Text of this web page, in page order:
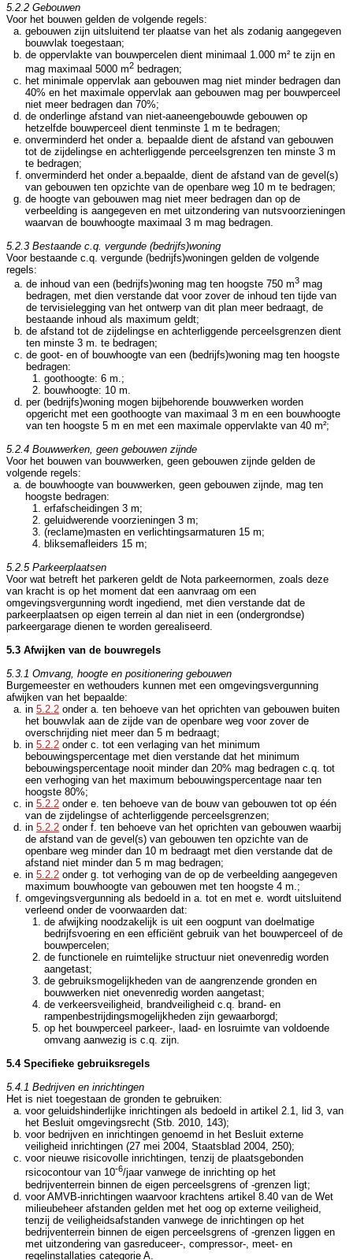
5.2.2 Gebouwen
Voor het bouwen gelden de volgende regels:
gebouwen zijn uitsluitend ter plaatse van het als zodanig aangegeven
bouwvlak toegestaan;
de oppervlakte van bouwpercelen dient minimaal 1.000 m² te zijn en
mag maximaal 5000 m2 bedragen;
het minimale oppervlak aan gebouwen mag niet minder bedragen dan
40% en het maximale oppervlak aan gebouwen mag per bouwperceel
niet meer bedragen dan 70%;
de onderlinge afstand van niet-aaneengebouwde gebouwen op
hetzelfde bouwperceel dient tenminste 1 m te bedragen;
onverminderd het onder a. bepaalde dient de afstand van gebouwen
tot de zijdelingse en achterliggende perceelsgrenzen ten minste 3 m
te bedragen;
onverminderd het onder a.bepaalde, dient de afstand van de gevel(s)
van gebouwen ten opzichte van de openbare weg 10 m te bedragen;
de hoogte van gebouwen mag niet meer bedragen dan op de
verbeelding is aangegeven en met uitzondering van nutsvoorzieningen
waarvan de bouwhoogte maximaal 3 m mag bedragen.
5.2.3 Bestaande c.q. vergunde (bedrijfs)woning
Voor bestaande c.q. vergunde (bedrijfs)woningen gelden de volgende
regels:
de inhoud van een (bedrijfs)woning mag ten hoogste 750 m3mag
bedragen, met dien verstande dat voor zover de inhoud ten tijde van
de tervisielegging van het ontwerp van dit plan meer bedraagt, de
bestaande inhoud als maximum geldt;
de afstand tot de zijdelingse en achterliggende perceelsgrenzen dient
ten minste 3 m. te bedragen;
de goot- en of bouwhoogte van een (bedrijfs)woning mag ten hoogste
bedragen:
goothoogte: 6 m.;
bouwhoogte: 10 m.
per (bedrijfs)woning mogen bijbehorende bouwwerken worden
opgericht met een goothoogte van maximaal 3 m en een bouwhoogte
van ten hoogste 5 m en met een maximale oppervlakte van 40 m²;
5.2.4 Bouwwerken, geen gebouwen zijnde
Voor het bouwen van bouwwerken, geen gebouwen zijnde gelden de
volgende regels:
de bouwhoogte van bouwwerken, geen gebouwen zijnde, mag ten
hoogste bedragen:
erfafscheidingen 3 m;
geluidwerende voorzieningen 3 m;
(reclame)masten en verlichtingsarmaturen 15 m;
bliksemafleiders 15 m;
5.2.5 Parkeerplaatsen
Voor wat betreft het parkeren geldt de Nota parkeernormen, zoals deze
van kracht is op het moment dat een aanvraag om een
omgevingsvergunning wordt ingediend, met dien verstande dat de
parkeerplaatsen op eigen terrein al dan niet in een (ondergrondse)
parkeergarage dienen te worden gerealiseerd.
5.3 Afwijken van de bouwregels
5.3.1 Omvang, hoogte en positionering gebouwen
Burgemeester en wethouders kunnen met een omgevingsvergunning
afwijken van het bepaalde:
in 5.2.2 onder a. ten behoeve van het oprichten van gebouwen buiten
het bouwvlak aan de zijde van de openbare weg voor zover de
overschrijding niet meer dan 5 m bedraagt;
in 5.2.2 onder c. tot een verlaging van het minimum
bebouwingspercentage met dien verstande dat het minimum
bebouwingspercentage nooit minder dan 20% mag bedragen c.q. tot
een verhoging van het maximum bebouwingspercentage naar ten
hoogste 80%;
in 5.2.2 onder e. ten behoeve van de bouw van gebouwen tot op één
van de zijdelingse of achterliggende perceelsgrenzen;
in 5.2.2 onder f. ten behoeve van het oprichten van gebouwen waarbij
de afstand van de gevel(s) van gebouwen ten opzichte van de
openbare weg minder dan 10 m bedraagt met dien verstande dat de
afstand niet minder dan 5 m mag bedragen;
in 5.2.2 onder g. tot verhoging van de op de verbeelding aangegeven
maximum bouwhoogte van gebouwen met ten hoogste 4 m.;
omgevingsvergunning als bedoeld in a. tot en met e. wordt uitsluitend
verleend onder de voorwaarden dat:
de afwijking noodzakelijk is uit een oogpunt van doelmatige
bedrijfsvoering en een efficiënt gebruik van het bouwperceel of de
bouwpercelen;
de functionele en ruimtelijke structuur niet onevenredig worden
aangetast;
de gebruiksmogelijkheden van de aangrenzende gronden en
bouwwerken niet onevenredig worden aangetast;
de verkeersveiligheid, brandveiligheid c.q. brand- en
rampenbestrijdingsmogelijkheden zijn gewaarborgd;
op het bouwperceel parkeer-, laad- en losruimte van voldoende
omvang aanwezig is c.q. zijn.
5.4 Specifieke gebruiksregels
5.4.1 Bedrijven en inrichtingen
Het is niet toegestaan de gronden te gebruiken:
voor geluidshinderlijke inrichtingen als bedoeld in artikel 2.1, lid 3, van
het Besluit omgevingsrecht (Stb. 2010, 143);
voor bedrijven en inrichtingen genoemd in het Besluit externe
veiligheid inrichtingen (27 mei 2004, Staatsblad 2004, 250);
voor nieuwe risicovolle inrichtingen, tenzij de plaatsgebonden
rsicocontour van 10-6/jaar vanwege de inrichting op het
bedrijventerrein binnen de eigen perceelsgrens of -grenzen ligt;
voor AMVB-inrichtingen waarvoor krachtens artikel 8.40 van de Wet
milieubeheer afstanden gelden met het oog op externe veiligheid,
tenzij de veiligheidsafstanden vanwege de inrichtingen op het
bedrijventerrein binnen de eigen perceelsgrens of -grenzen liggen en
met uitzondering van gasreduceer-, compressor-, meet- en
regelinstallaties categorie A.